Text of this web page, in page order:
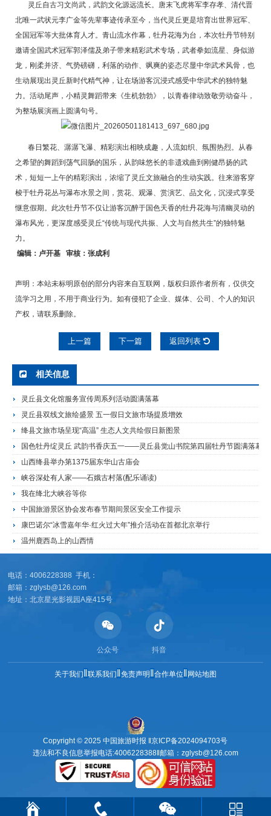
灵丘自古习文尚武，武韵文化源远流长。唐末飞虎将军李存孝、清代晋
北唯一武状元李广金等先辈事迹传承至今，当代灵丘更是培育出世界冠军、
全国冠军等大批体育人才。青山流水作幕，牡丹花海为台，本次牡丹节特别
邀请全国武术冠军郭泽儒及弟子带来精彩武术专场，武者拳如流星、身似游
龙，刚柔并济、气势磅礴，利落的动作、飒爽的姿态尽显中华武术风骨，也
生动展现出灵丘新时代精气神，让在场游客沉浸式感受中华武术的独特魅
力。活动尾声，小精灵舞蹈带来《生机勃勃》，以青春律动致敬劳动奋斗，
为整场展演画上圆满句号。
春日繁花、潺潺飞瀑、精彩演出相映成趣，人流如织、氛围热烈。从春
之希望的舞蹈到荡气回肠的国乐，从韵味悠长的非遗戏曲到刚健昂扬的武
术，短短一上午的精彩演出，浓缩了灵丘文旅融合的生动实践。往来游客穿
梭于牡丹花丛与瀑布水景之间，赏花、观瀑、赏演艺、品文化，沉浸式享受
惬意假期。此次牡丹节不仅让游客沉醉于国色天香的牡丹花海与清幽灵动的
瀑布风光，更深度感受灵丘“传统与现代共振、人文与自然共生”的独特魅
力。
编辑：卢开基 审核：张成利
声明：本站未标明原创的部分内容来自互联网，版权归原作者所有，仅供交
流学习之用，不用于商业行为。如有侵犯了企业、媒体、公司、个人的知识
产权，请联系删除。
上一篇 下一篇 返回列表
相关信息
灵丘县文化馆服务宣传周系列活动圆满落幕
灵丘县双线文旅绘盛景 五一假日文旅市场提质增效
绛县文旅市场呈现“高温” 生态人文共绘假日新图景
国色牡丹绽灵丘 武韵书香庆五一——灵丘县觉山书院第四届牡丹节圆满落幕
山西绛县举办第1375届东华山古庙会
峡谷深处有人家——石娥古村落(配乐诵读)
我在绛北大峡谷等你
中国旅游景区协会发布春节期间景区安全工作提示
康巴诺尔“冰雪嘉年华·红火过大年”推介活动在首都北京举行
温州鹿西岛上的山西情
电话：4006228388 手机：
邮箱：zglysb@126.com
地址：北京星光影视园A座415号
公众号 抖音
关于我们 联系我们 免责声明 合作单位 网站地图
Copyright © 2025 中国旅游时报 ‖京ICP备2024094703号
违法和不良信息举报电话:4006228388‖邮箱：zglysb@126.com